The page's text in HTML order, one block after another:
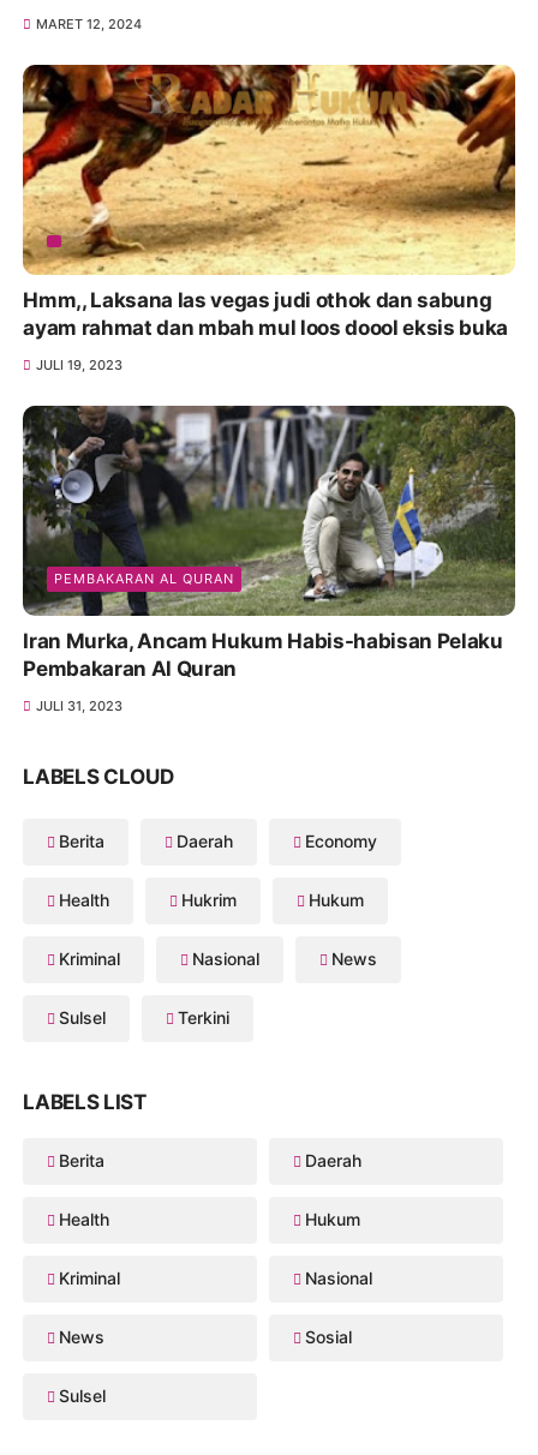
MARET 12, 2024
Hmm,, Laksana las vegas judi othok dan sabung
ayam rahmat dan mbah mul loos doool eksis buka
JULI 19, 2023
PEMBAKARAN AL QURAN
Iran Murka, Ancam Hukum Habis-habisan Pelaku
Pembakaran Al Quran
JULI 31, 2023
LABELS CLOUD
Berita Daerah Economy
Health Hukrim Hukum
Kriminal Nasional News
Sulsel Terkini
LABELS LIST
Berita Daerah
Health Hukum
Kriminal Nasional
News Sosial
Sulsel